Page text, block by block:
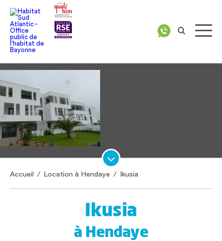
Accueil / Location à Hendaye / Ikusia
Ikusia
à Hendaye